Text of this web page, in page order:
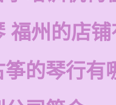
福州的店
的琴行有